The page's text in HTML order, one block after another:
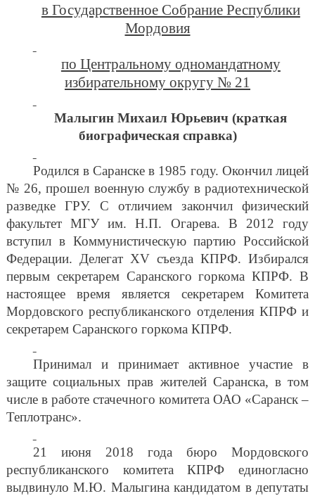
в Государственное Собрание Республики
Мордовия
по Центральному одномандатному
избирательному округу № 21
Малыгин Михаил Юрьевич (краткая
биографическая справка)
Родился в Саранске в 1985 году. Окончил лицей
№ 26, прошел военную службу в радиотехнической
разведке ГРУ. С отличием закончил физический
факультет МГУ им. Н.П. Огарева. В 2012 году
вступил в Коммунистическую партию Российской
Федерации. Делегат XV съезда КПРФ. Избирался
первым секретарем Саранского горкома КПРФ. В
настоящее время является секретарем Комитета
Мордовского республиканского отделения КПРФ и
секретарем Саранского горкома КПРФ.
Принимал и принимает активное участие в
защите социальных прав жителей Саранска, в том
числе в работе стачечного комитета ОАО «Саранск –
Теплотранс».
21 июня 2018 года бюро Мордовского
республиканского комитета КПРФ единогласно
выдвинуло М.Ю. Малыгина кандидатом в депутаты